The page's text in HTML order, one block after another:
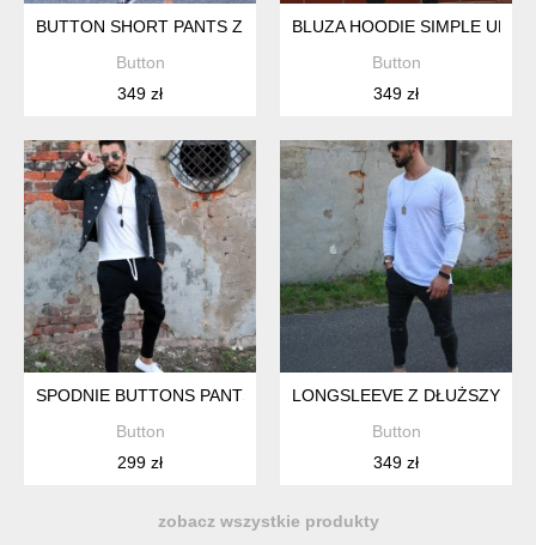
BUTTON SHORT PANTS Z LAMPASEM KRÓTKIE SPODENKI
Button
349 zł
BLUZA HOODIE SIMPLE
Button
349 zł
SPODNIE BUTTONS PANTS UNISEX CZARNE BLACK
Button
299 zł
LONGSLEEVE Z DŁUŻSZYM
Button
349 zł
zobacz wszystkie produkty